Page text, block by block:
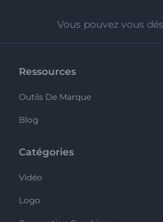
Vous pouvez vous
Ressources
Outils De Marque
Blog
Catégories
Vidéo
Logo